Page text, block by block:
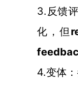
3.反馈
化，但
4.变体